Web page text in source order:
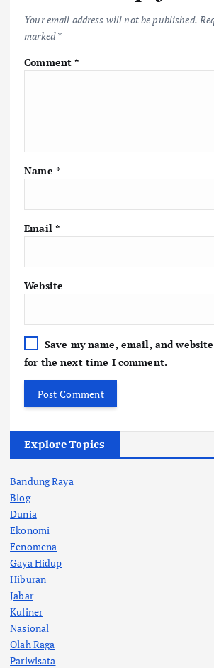
k p k
Your email address will not be published.
marked*
Comment*
Name *
Email *
Website
Save my name, email, and
for the next time I comment.
Explore Topics
Bandung Raya
Blog
Dunia
Ekonomi
Fenomena
Gaya Hidup
Hiburan
Jabar
Kuliner
Nasional
Olah Raga
Pariwisata